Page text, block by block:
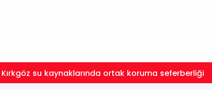
su kaynaklarında ortak koruma seferberliği